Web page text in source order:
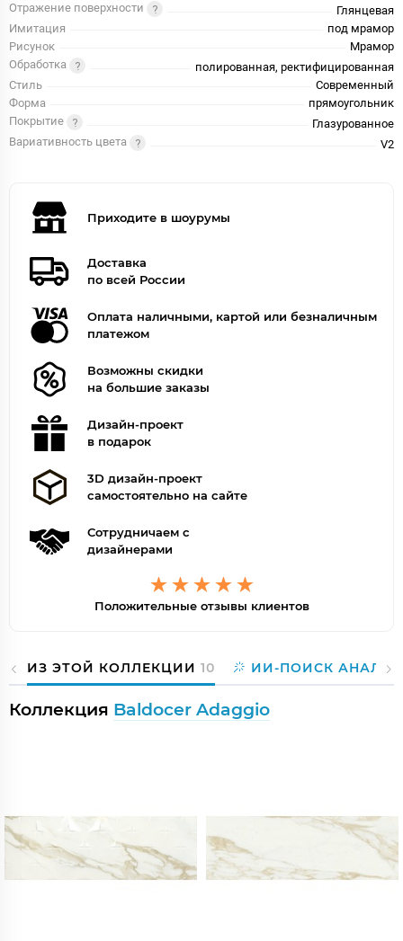
Отражение поверхности
Глянцевая
Имитация
под мрамор
Рисунок
Мрамор
Обработка
полированная, ректифицированная
Стиль
Современный
Форма
прямоугольник
Покрытие
Глазурованное
Вариативность цвета
V2
Приходите в шоурумы
Доставка
по всей России
Оплата наличными, картой или безналичным
платежом
Возможны скидки
на большие заказы
Дизайн-проект
в подарок
3D дизайн-проект
самостоятельно на сайте
Сотрудничаем с
дизайнерами
Положительные отзывы клиентов
ИЗ ЭТОЙ КОЛЛЕКЦИИ 10 ИИ-ПОИСК
Коллекция Baldocer Adaggio